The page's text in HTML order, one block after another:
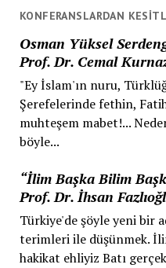
KONFERANSLARDAN
Osman Yüksel
Prof. Dr. Cemal
"Ey İslam'ın nuru,
Şerefelerinde fethin,
muhteşem mabet!...
böyle...
“İlim Başka Bilim
Prof. Dr. İhsan
Türkiye'de şöyle yeni bir
terimleri ile düşünmek.
hakikat ehliyiz Batı